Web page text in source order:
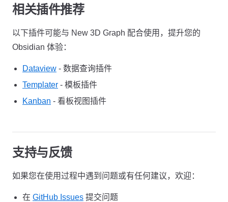
相关插件推荐
以下插件可能与 New 3D Graph 配合使用，提升您的
Obsidian 体验：
Dataview - 数据查询插件
Templater - 模板插件
Kanban - 看板视图插件
支持与反馈
如果您在使用过程中遇到问题或有任何建议，欢迎：
在 GitHub Issues 提交问题